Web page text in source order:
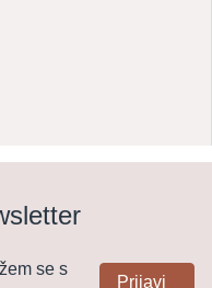
se s
Prijavi